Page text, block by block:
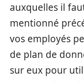
auxquelles il
mentionné
vos employés
de plan de
sur eux pour